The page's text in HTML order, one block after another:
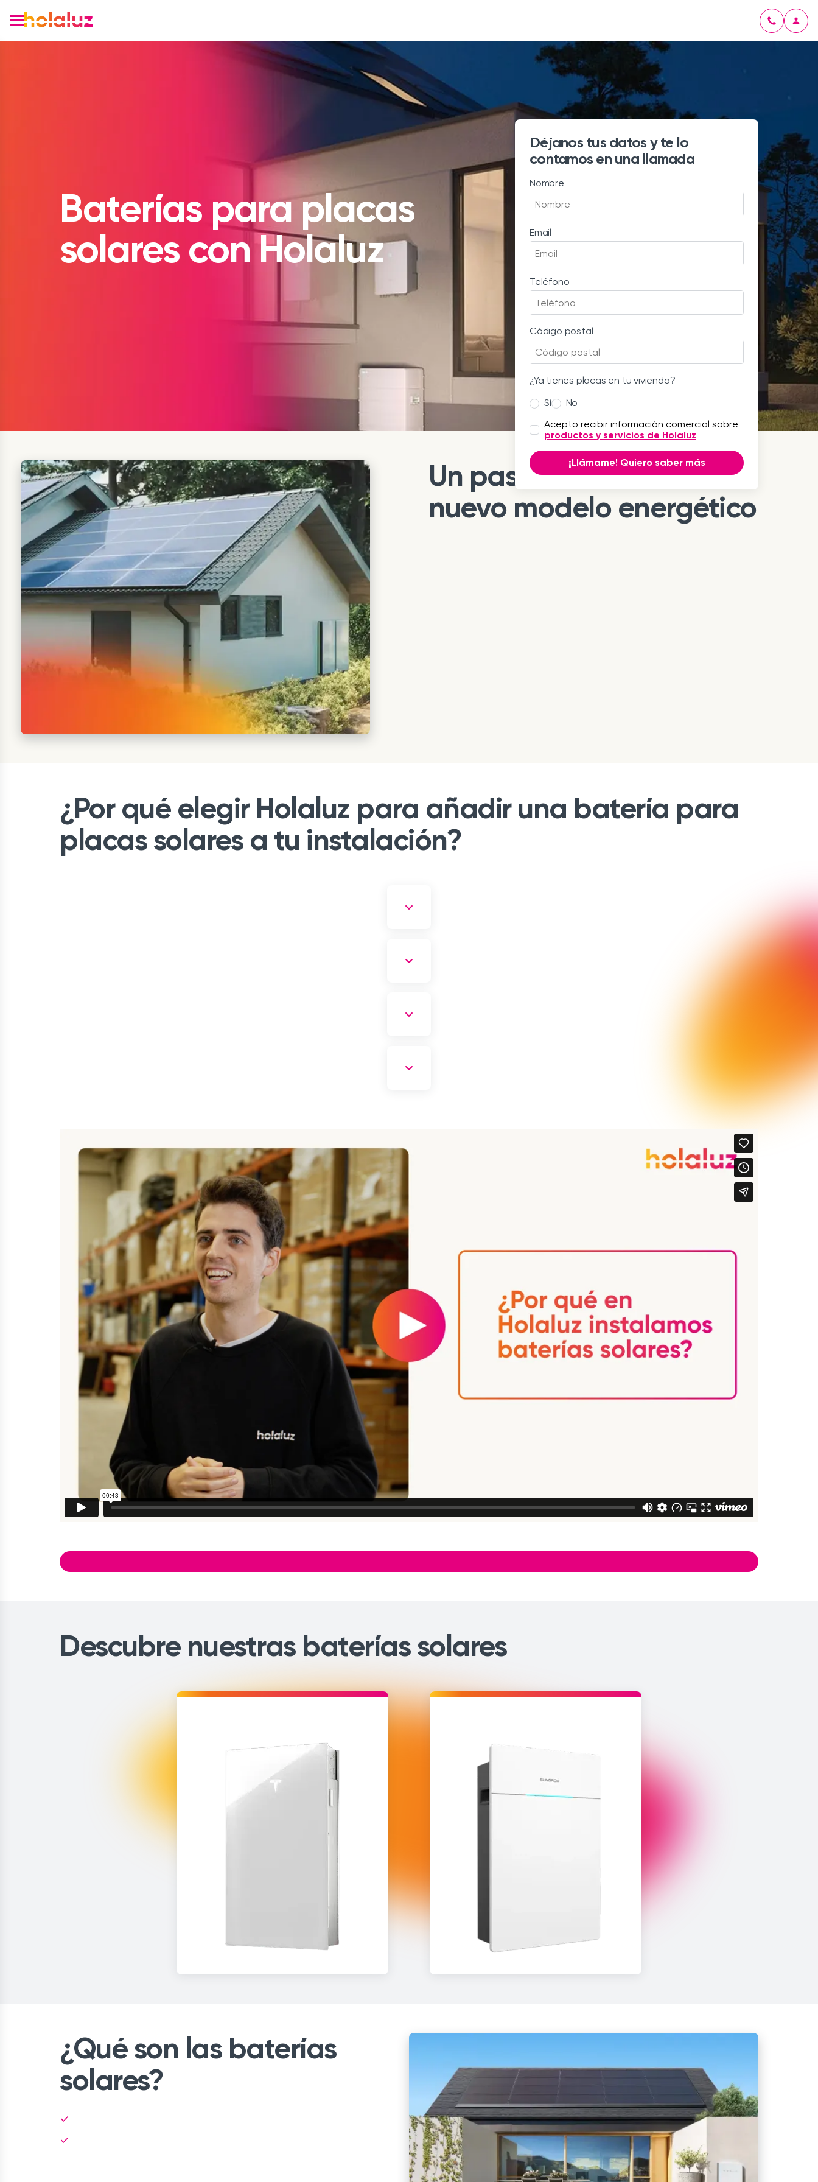
Baterías para placas
solares con Holaluz
Déjanos tus datos y te lo
contamos en una llamada
Nombre
Email
Teléfono
Código postal
¿Ya tienes placas en tu vivienda?
Sí
No
Acepto recibir información comercial sobre
productos y servicios de Holaluz
¡Llámame! Quiero saber más
Un paso más hacia un
nuevo modelo energético
¿Por qué elegir Holaluz para añadir una batería para
placas solares a tu instalación?
Descubre nuestras baterías solares
¿Qué son las baterías
solares?